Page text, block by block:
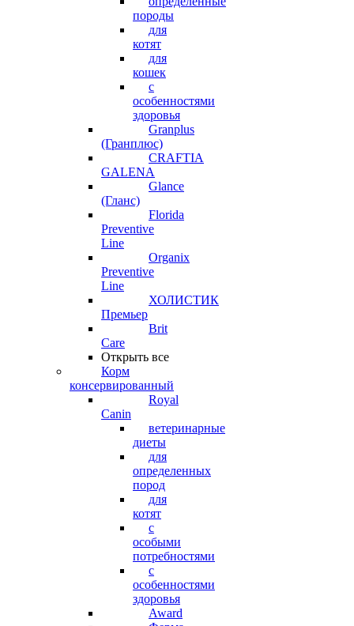
породы
для
котят
для
кошек
с
особенностями
здоровья
Granplus
(Гранплюс)
CRAFTIA
GALENA
Glance
(Гланс)
Florida
Preventive
Line
Organix
Preventive
Line
ХОЛИСТИК
Премьер
Brit
Care
Открыть все
Корм
консервированный
Royal
Canin
ветеринарные
диеты
для
определенных
пород
для
котят
с
особыми
потребностями
с
особенностями
здоровья
Award